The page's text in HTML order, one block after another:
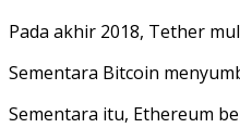
Pada akhir 2018, Tether
Sementara Bitcoin
Sementara itu, Ethereum